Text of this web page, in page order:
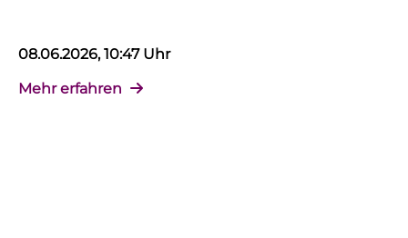
08.06.2026, 10:47 Uhr
Mehr erfahren